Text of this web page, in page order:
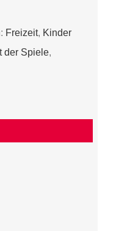
Freizeit, Kinder
der Spiele,